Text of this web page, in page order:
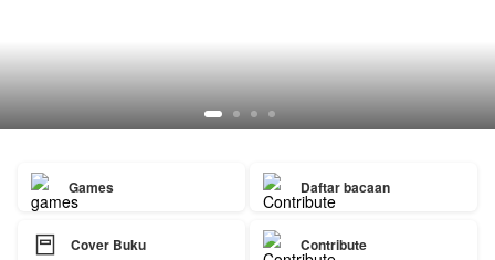
Games Daftar bacaan
 Cover Buku Contribute